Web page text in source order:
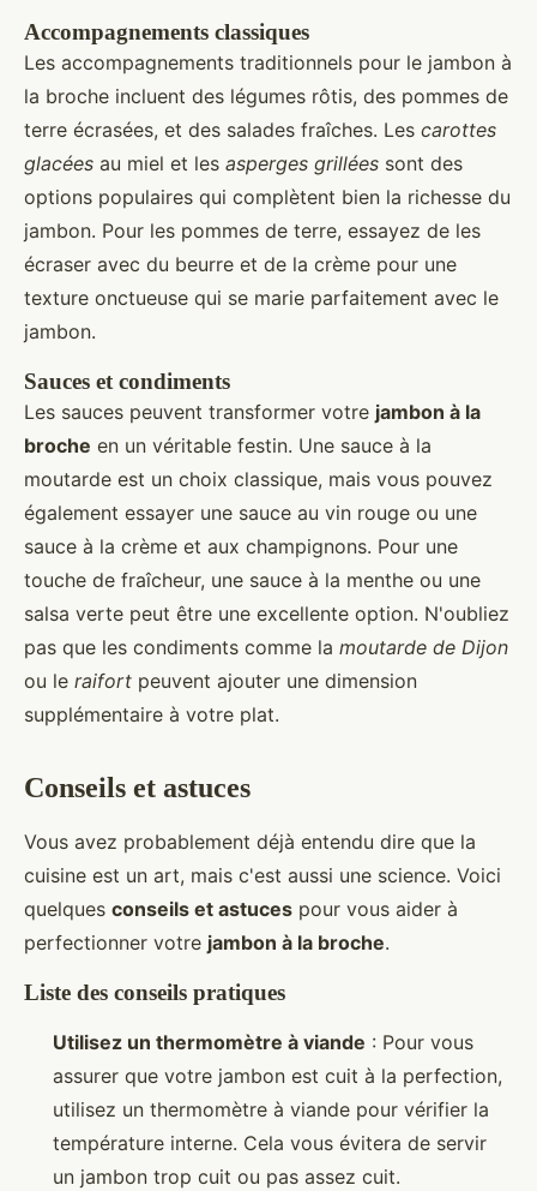
Accompagnements classiques
Les accompagnements traditionnels pour le jambon à
la broche incluent des légumes rôtis, des pommes de
terre écrasées, et des salades fraîches. Les carottes
glacées au miel et les asperges grillées sont des
options populaires qui complètent bien la richesse du
jambon. Pour les pommes de terre, essayez de les
écraser avec du beurre et de la crème pour une
texture onctueuse qui se marie parfaitement avec le
jambon.
Sauces et condiments
Les sauces peuvent transformer votre jambon à la
broche en un véritable festin. Une sauce à la
moutarde est un choix classique, mais vous pouvez
également essayer une sauce au vin rouge ou une
sauce à la crème et aux champignons. Pour une
touche de fraîcheur, une sauce à la menthe ou une
salsa verte peut être une excellente option. N'oubliez
pas que les condiments comme la moutarde de Dijon
ou le raifort peuvent ajouter une dimension
supplémentaire à votre plat.
Conseils et astuces
Vous avez probablement déjà entendu dire que la
cuisine est un art, mais c'est aussi une science. Voici
quelques conseils et astuces pour vous aider à
perfectionner votre jambon à la broche.
Liste des conseils pratiques
Utilisez un thermomètre à viande : Pour vous
assurer que votre jambon est cuit à la perfection,
utilisez un thermomètre à viande pour vérifier la
température interne. Cela vous évitera de servir
un jambon trop cuit ou pas assez cuit.